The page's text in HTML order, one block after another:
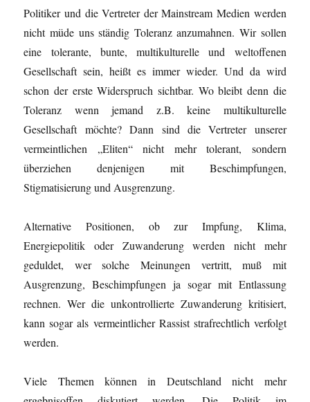
Politiker und die Vertreter der Mainstream Medien werden
nicht müde uns ständig Toleranz anzumahnen. Wir sollen
eine tolerante, bunte, multikulturelle und weltoffenen
Gesellschaft sein, heißt es immer wieder. Und da wird
schon der erste Widerspruch sichtbar. Wo bleibt denn die
Toleranz wenn jemand z.B. keine multikulturelle
Gesellschaft möchte? Dann sind die Vertreter unserer
vermeintlichen „Eliten“ nicht mehr tolerant, sondern
überziehen denjenigen mit Beschimpfungen,
Stigmatisierung und Ausgrenzung.
Alternative Positionen, ob zur Impfung, Klima,
Energiepolitik oder Zuwanderung werden nicht mehr
geduldet, wer solche Meinungen vertritt, muß mit
Ausgrenzung, Beschimpfungen ja sogar mit Entlassung
rechnen. Wer die unkontrollierte Zuwanderung kritisiert,
kann sogar als vermeintlicher Rassist strafrechtlich verfolgt
werden.
Viele Themen können in Deutschland nicht mehr